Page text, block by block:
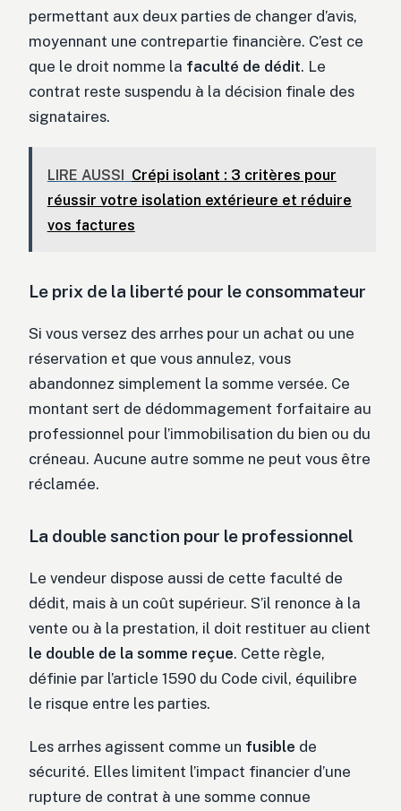
permettant aux deux parties de changer d’avis,
moyennant une contrepartie financière. C’est ce
que le droit nomme la faculté de dédit. Le
contrat reste suspendu à la décision finale des
signataires.
LIRE AUSSI Crépi isolant : 3 critères pour
réussir votre isolation extérieure et réduire
vos factures
Le prix de la liberté pour le consommateur
Si vous versez des arrhes pour un achat ou une
réservation et que vous annulez, vous
abandonnez simplement la somme versée. Ce
montant sert de dédommagement forfaitaire au
professionnel pour l’immobilisation du bien ou du
créneau. Aucune autre somme ne peut vous être
réclamée.
La double sanction pour le professionnel
Le vendeur dispose aussi de cette faculté de
dédit, mais à un coût supérieur. S’il renonce à la
vente ou à la prestation, il doit restituer au client
le double de la somme reçue. Cette règle,
définie par l’article 1590 du Code civil, équilibre
le risque entre les parties.
Les arrhes agissent comme un fusible de
sécurité. Elles limitent l’impact financier d’une
rupture de contrat à une somme connue